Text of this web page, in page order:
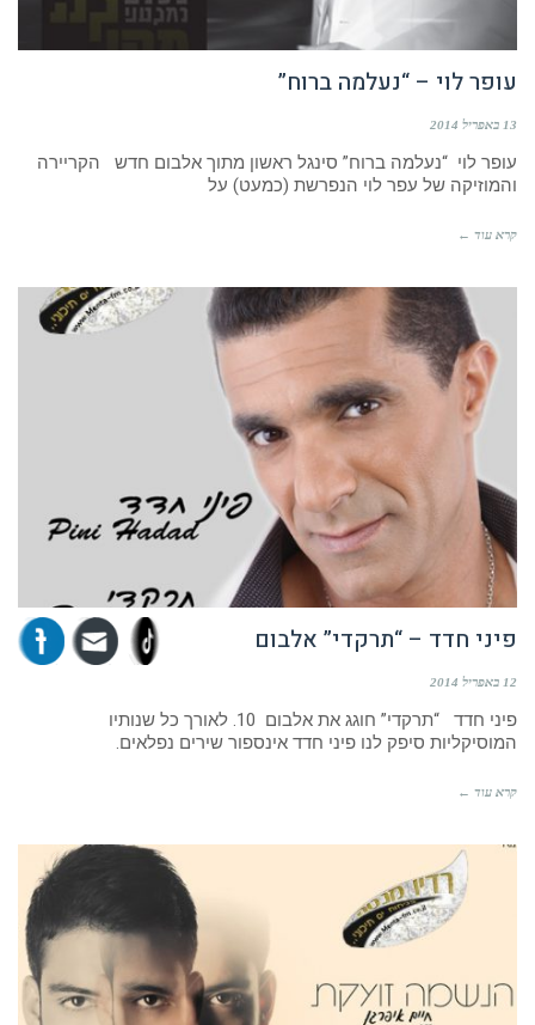
עופר לוי – “נעלמה ברוח”
13 באפריל 2014
עופר לוי “נעלמה ברוח” סינגל ראשון מתוך אלבום חדש הקריירה
והמוזיקה של עפר לוי הנפרשת (כמעט) על
קרא עוד ←
פיני חדד – “תרקדי” אלבום
12 באפריל 2014
פיני חדד “תרקדי” חוגג את אלבום 10. לאורך כל שנותיו
המוסיקליות סיפק לנו פיני חדד אינספור שירים נפלאים.
קרא עוד ←